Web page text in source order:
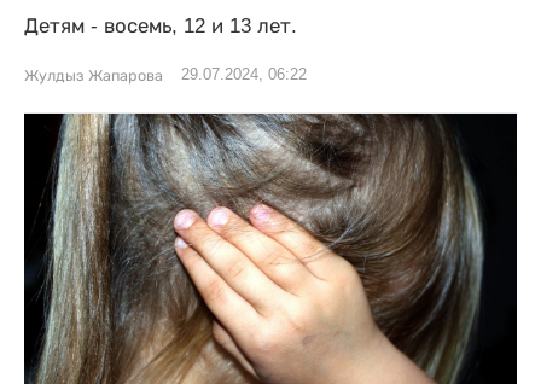
Детям - восемь, 12 и 13 лет.
Жулдыз Жапарова 29.07.2024, 06:22